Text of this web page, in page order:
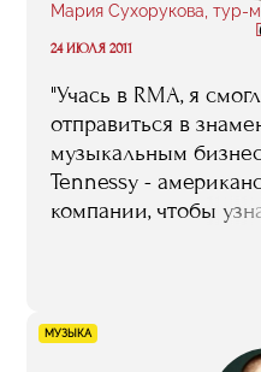
Мария Сухорукова, тур-
24 ИЮЛЯ 2011
"Учась в RMA, я
отправиться в
музыкальным
Tennessy -
компании, чтобы
МУЗЫКА